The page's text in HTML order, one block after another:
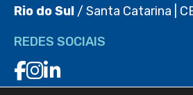
Rio do Sul / Santa Catarina |
REDES SOCIAIS